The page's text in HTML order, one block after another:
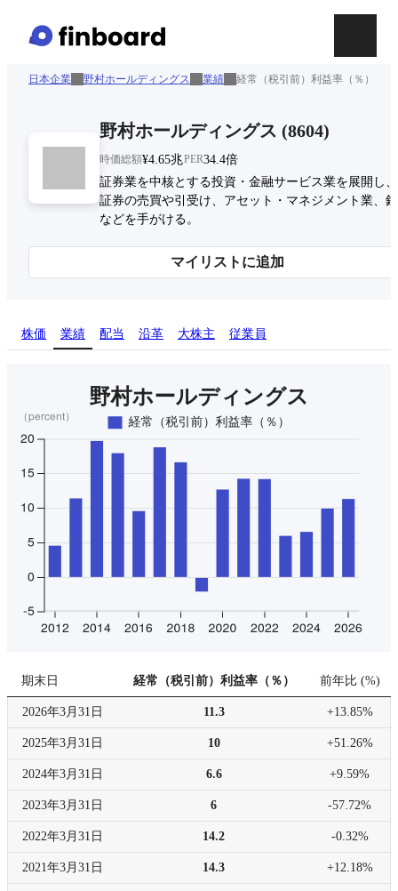
日本企業 野村ホールディングス 業績 経常（税引前）利益率（％）
野村ホールディングス (8604)
時価総額¥4.65兆PER34.4倍
証券業を中核とする投資・金融サービス業を展開し
証券の売買や引受け、アセット・マネジメント業、
などを手がける。
マイリストに追加
株価 業績 配当 沿革 大株主 従業員
期末日 経常（税引前）利益率（％） 前年比 (%)
2026年3月31日 11.3 +13.85%
2025年3月31日 10 +51.26%
2024年3月31日 6.6 +9.59%
2023年3月31日 6 -57.72%
2022年3月31日 14.2 -0.32%
2021年3月31日 14.3 +12.18%